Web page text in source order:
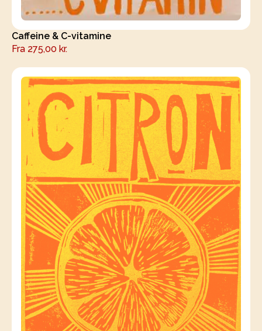
Caffeine & C-vitamine
Fra 275,00 kr.